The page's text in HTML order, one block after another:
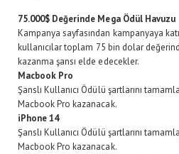
75.000$ Değerinde Mega Ödül Havuzu
Kampanya sayfasından kampanyaya
kullanıcılar toplam 75 bin dolar
kazanma şansı elde edecekler.
Macbook Pro
Şanslı Kullanıcı Ödülü şartlarını
Macbook Pro kazanacak.
iPhone 14
Şanslı Kullanıcı Ödülü şartlarını
Macbook Pro kazanacak.